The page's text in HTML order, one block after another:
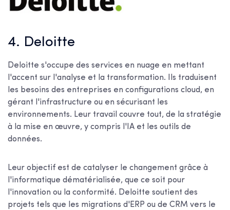
4. Deloitte
Deloitte s'occupe des services en nuage en mettant
l'accent sur l'analyse et la transformation. Ils traduisent
les besoins des entreprises en configurations cloud, en
gérant l'infrastructure ou en sécurisant les
environnements. Leur travail couvre tout, de la stratégie
à la mise en œuvre, y compris l'IA et les outils de
données.
Leur objectif est de catalyser le changement grâce à
l'informatique dématérialisée, que ce soit pour
l'innovation ou la conformité. Deloitte soutient des
projets tels que les migrations d'ERP ou de CRM vers le